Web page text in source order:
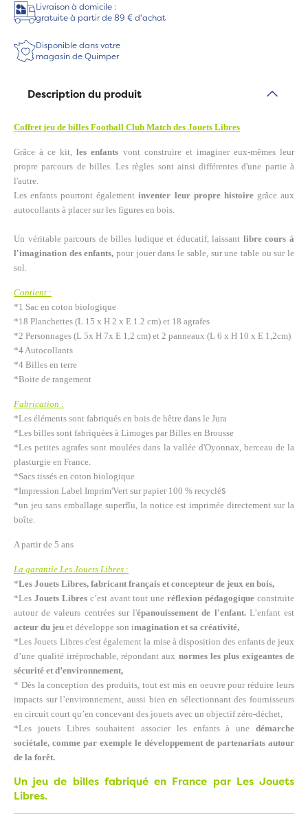
Livraison à domicile :
gratuite à partir de 89 € d'achat
Disponible dans votre
magasin de Quimper
Description du produit
Coffret jeu de billes Football Club Match des Jouets Libres
Grâce à ce kit,les enfants vont construire et imaginer eux-mêmes leur
propre parcours de billes. Les règles sont ainsi différentes d'une partie à
l'autre.
Les enfants pourront également inventer leur propre histoiregrâce aux
autocollants à placer sur les figures en bois.
Un véritable parcours de billes ludique et éducatif, laissant libre cours à
l'imagination des enfants, pour jouer dans le sable, sur une table ou sur le
sol.
Contient :
*1 Sac en coton biologique
*18 Planchettes (L 15 x H 2 x E 1.2 cm) et 18 agrafes
*2 Personnages (L 5x H 7x E 1,2 cm) et 2 panneaux (L 6 x H 10 x E 1,2cm)
*4 Autocollants
*4 Billes en terre
*Boite de rangement
Fabrication :
*Les éléments sont fabriqués en bois de hêtre dans le Jura
*Les billes sont fabriquées à Limoges par Billes en Brousse
*Les petites agrafes sont moulées dans la vallée d'Oyonnax, berceau de la
plasturgie en France.
*Sacs tissés en coton biologique
*Impression Label Imprim'Vert sur papier 100 % recyclés
*un jeu sans emballage superflu, la notice est imprimée directement sur la
boîte.
A partir de 5 ans
La garantie Les Jouets Libres :
*Les Jouets Libres, fabricant français et concepteur de jeux en bois,
*Les Jouets Libresc’est avant tout uneréflexion pédagogique construite
autour de valeurs centrées sur l'épanouissement de l'enfant.L’enfant est
acteur du jeu et développe son imagination et sa créativité,
*Les Jouets Libres c'est également la mise à disposition des enfants de jeux
d’une qualité irréprochable, répondant aux normes les plus exigeantes de
sécurité et d’environnement,
* Dès la conception des produits, tout est mis en oeuvre pour réduire leurs
impacts sur l’environnement, aussi bien en sélectionnant des fournisseurs
en circuit court qu’en concevant des jouets avec un objectif zéro-déchet,
*Les jouets Libres souhaitent associer les enfants à une démarche
sociétale, comme par exemple le développement de partenariats autour
de la forêt.
Un jeu de billes fabriqué en France par Les Jouets
Libres.